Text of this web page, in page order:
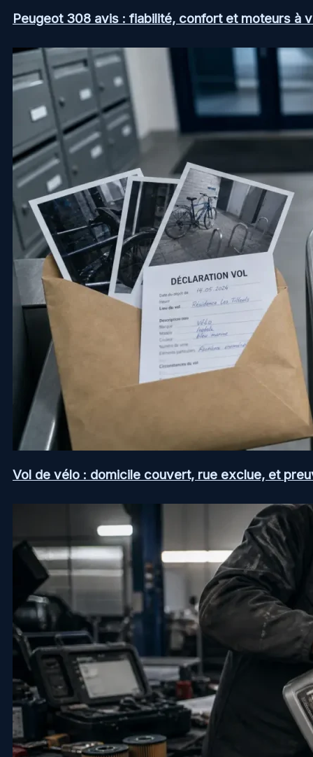
Peugeot 308 avis : fiabilité, confort et moteurs à
Vol de vélo : domicile couvert, rue exclue, et